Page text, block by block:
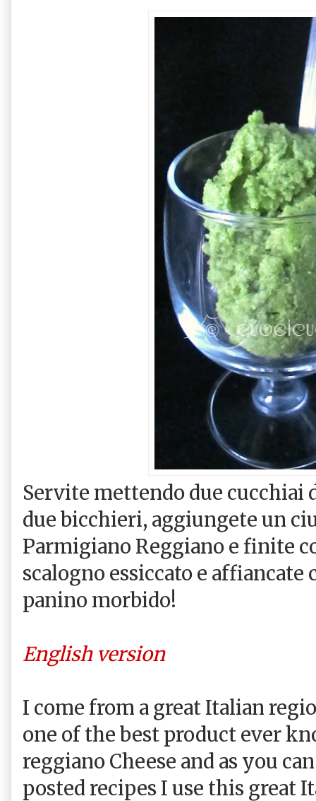
Servite mettendo due cucchiai
due bicchieri, aggiungete un
Parmigiano Reggiano e finite
scalogno essiccato e affiancate
panino morbido!
English version
I come from a great Italian
one of the best product ever
reggiano Cheese and as you
posted recipes I use this great